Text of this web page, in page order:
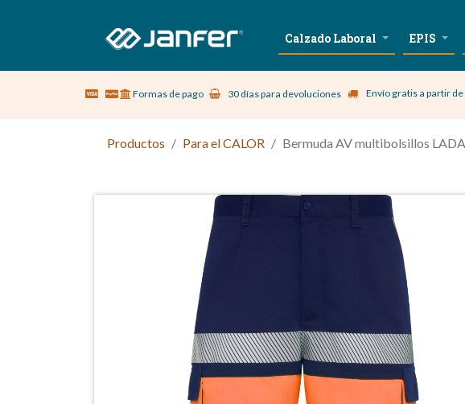
Sobre nosotros Vestuario Laboral Calzado Laboral EPIS
Formas de pago 30 días para devoluciones Envío gratis a partir
Productos Para el CALOR Bermuda AV multibolsillos LADA